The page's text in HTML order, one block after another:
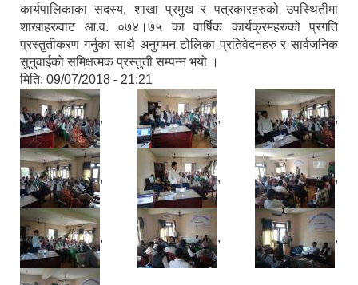
कार्यपालिकाका सदस्य, शाखा प्रमुख र पत्रकारहरुको उपस्थितीमा
शाखाहरुवाट आ.व. ०७४।७५ का वार्षिक कार्यक्रमहरुको प्रगति
प्रस्तुतीकरण गर्नुका साथै अनुगमन टोलिका प्रतिवेदनहरु र सार्वजनिक
सुनुवाईको समिक्षत्मक प्रस्तुती सम्पन्न भयो ।
मिति: 09/07/2018 - 21:21
, , ,
, , ,
, , ,